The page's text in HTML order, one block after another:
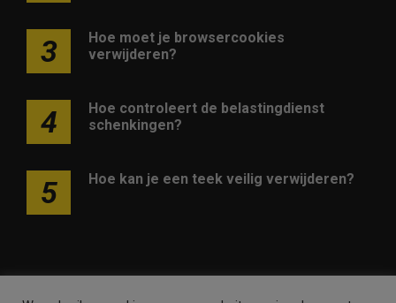
3
Hoe moet je browsercookies
verwijderen?
4
Hoe controleert de belastingdienst
schenkingen?
5 Hoe kan je een teek veilig verwijderen?